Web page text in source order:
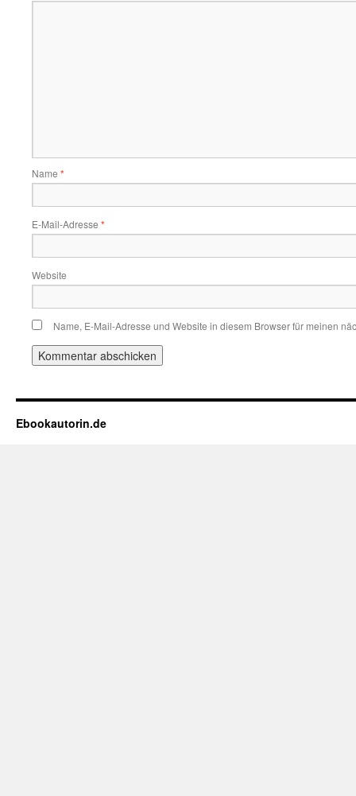
Name *
E-Mail-Adresse *
Website
Name, E-Mail-Adresse und Website in diesem Browser für meinen
Ebookautorin.de